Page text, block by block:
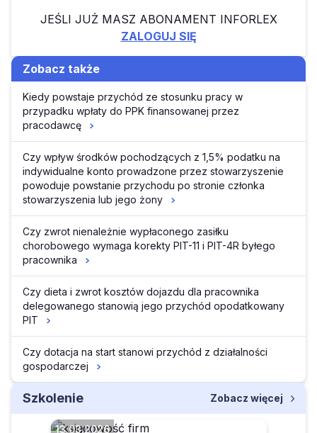
JEŚLI JUŻ MASZ ABONAMENT INFORLEX
ZALOGUJ SIĘ
Zobacz także
Kiedy powstaje przychód ze stosunku pracy w
przypadku wpłaty do PPK finansowanej przez
pracodawcę
Czy wpływ środków pochodzących z 1,5% podatku na
indywidualne konto prowadzone przez stowarzyszenie
powoduje powstanie przychodu po stronie członka
stowarzyszenia lub jego żony
Czy zwrot nienależnie wypłaconego zasiłku
chorobowego wymaga korekty PIT-11 i PIT-4R byłego
pracownika
Czy dieta i zwrot kosztów dojazdu dla pracownika
delegowanego stanowią jego przychód opodatkowany
PIT
Czy dotacja na start stanowi przychód z działalności
gospodarczej
Szkolenie Zobacz więcej
13.03.2026